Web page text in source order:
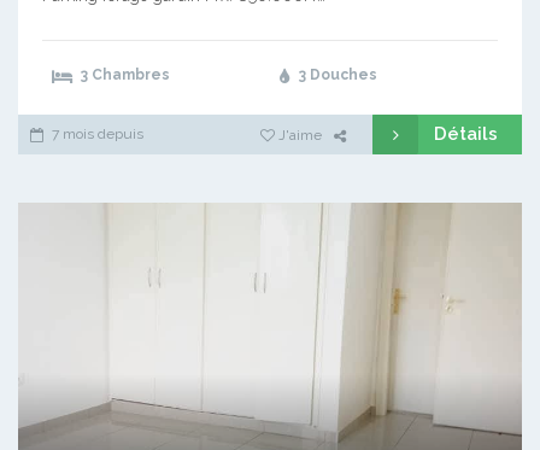
3 Chambres 3 Douches
7 mois depuis J'aime Détails